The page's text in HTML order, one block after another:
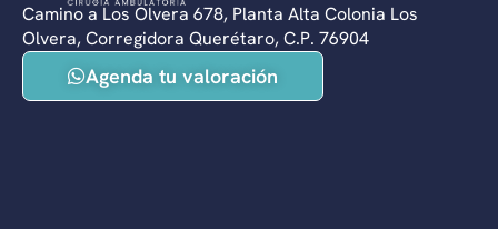
Camino a Los Olvera 678, Planta Alta Colonia Los
Olvera, Corregidora Querétaro, C.P. 76904
Agenda tu valoración